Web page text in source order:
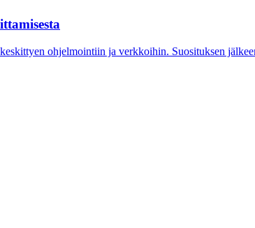
ohjelmointiin ja verkkoihin. Suosituksen